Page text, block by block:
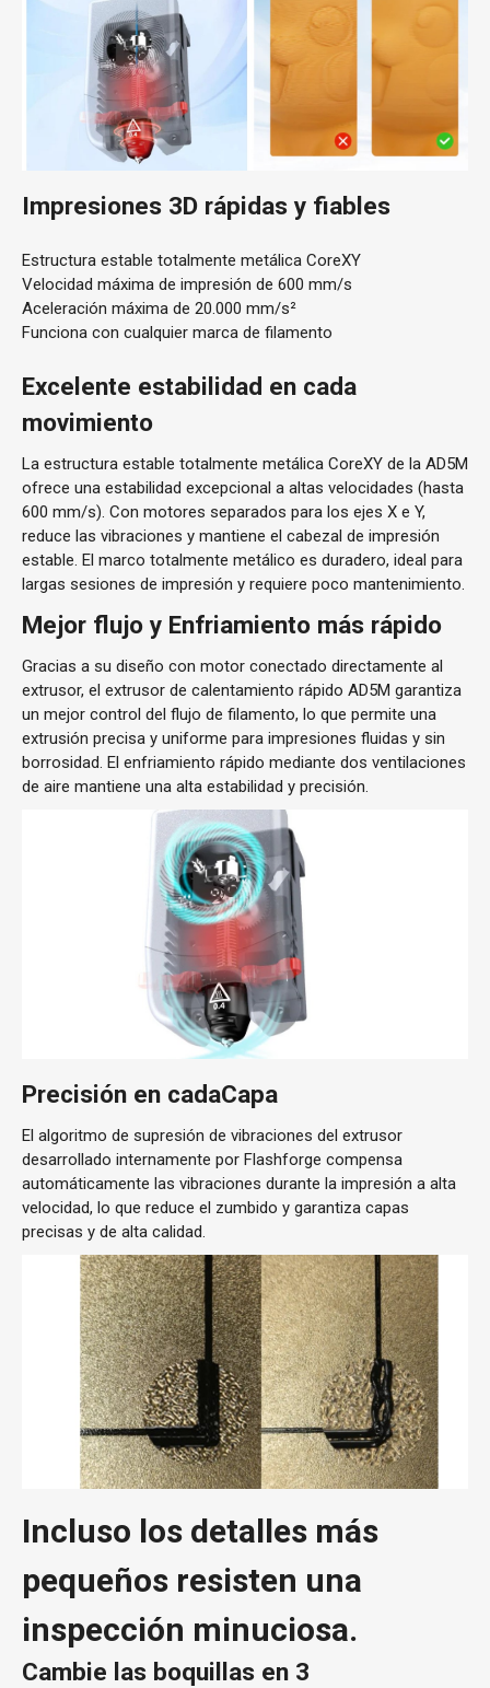
Impresiones 3D rápidas y fiables
Estructura estable totalmente metálica CoreXY
Velocidad máxima de impresión de 600 mm/s
Aceleración máxima de 20.000 mm/s²
Funciona con cualquier marca de filamento
Excelente estabilidad en cada
movimiento
La estructura estable totalmente metálica CoreXY de la AD5M
ofrece una estabilidad excepcional a altas velocidades (hasta
600 mm/s). Con motores separados para los ejes X e Y,
reduce las vibraciones y mantiene el cabezal de impresión
estable. El marco totalmente metálico es duradero, ideal para
largas sesiones de impresión y requiere poco mantenimiento.
Mejor flujo y Enfriamiento más rápido
Gracias a su diseño con motor conectado directamente al
extrusor, el extrusor de calentamiento rápido AD5M garantiza
un mejor control del flujo de filamento, lo que permite una
extrusión precisa y uniforme para impresiones fluidas y sin
borrosidad. El enfriamiento rápido mediante dos ventilaciones
de aire mantiene una alta estabilidad y precisión.
Precisión en cadaCapa
El algoritmo de supresión de vibraciones del extrusor
desarrollado internamente por Flashforge compensa
automáticamente las vibraciones durante la impresión a alta
velocidad, lo que reduce el zumbido y garantiza capas
precisas y de alta calidad.
Incluso los detalles más
pequeños resisten una
inspección minuciosa.
Cambie las boquillas en 3